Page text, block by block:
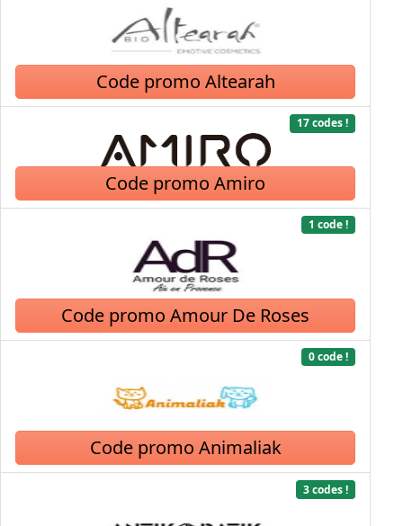
Code promo Altearah
17 codes !
Code promo Amiro
1 code !
Code promo Amour De Roses
0 code !
Code promo Animaliak
3 codes !